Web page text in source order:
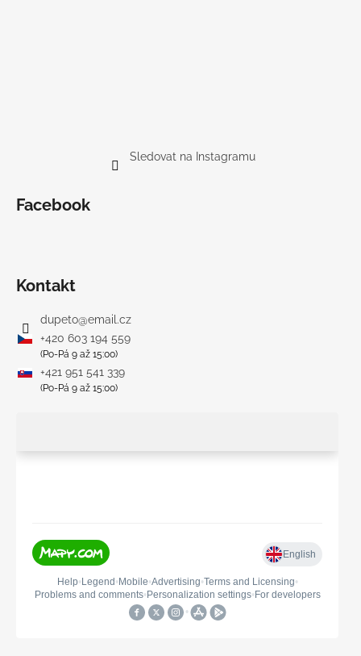
Sledovat na Instagramu
Facebook
Kontakt
dupeto@email.cz
+420 603 194 559
(Po-Pá 9 až 15:00)
+421 951 541 339
(Po-Pá 9 až 15:00)